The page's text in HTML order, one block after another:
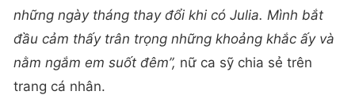
những ngày tháng thay đổi khi có Julia. Mình bắt
đầu cảm thấy trân trọng những khoảng khắc ấy và
nằm ngắm em suốt đêm”, nữ ca sỹ chia sẻ trên
trang cá nhân.